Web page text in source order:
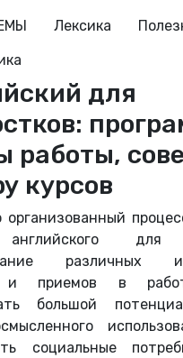
Лексика
для
работы,
курсов
организованный
для
различных
и приемов в
большой
социальные